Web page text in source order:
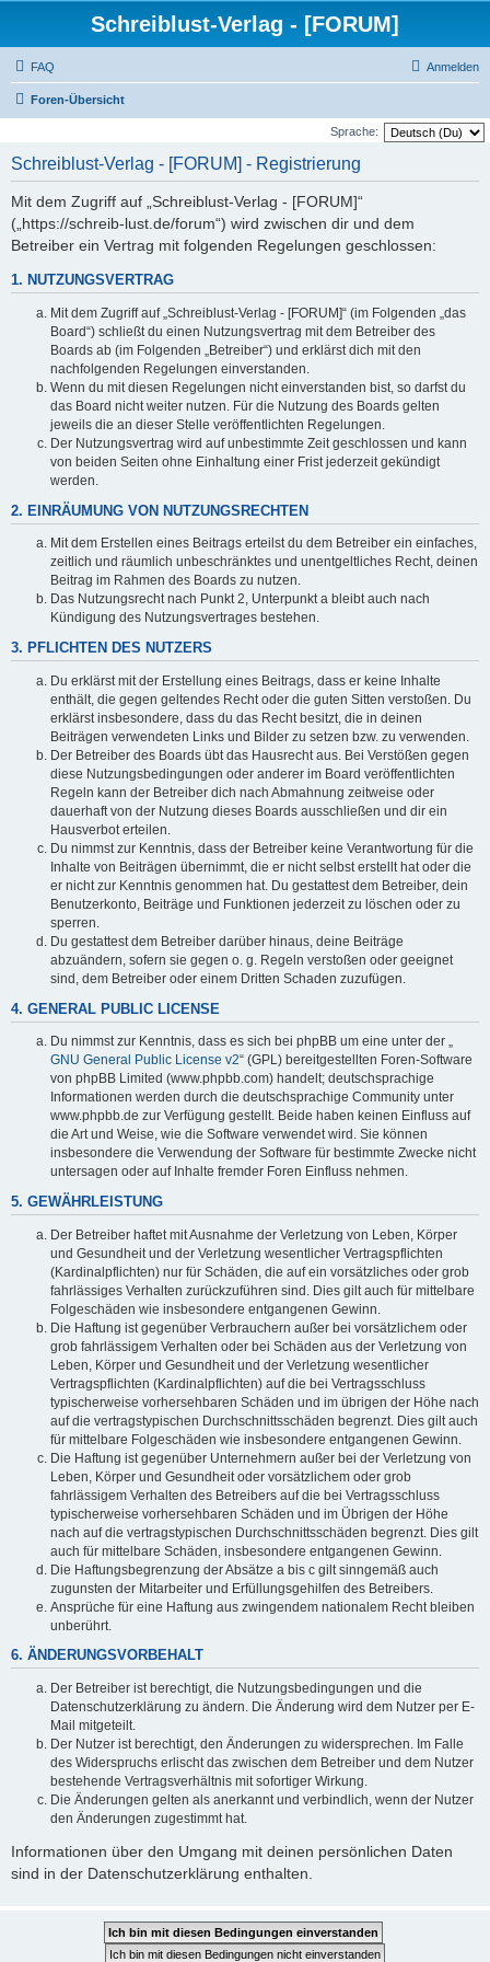
Schreiblust-Verlag - [FORUM]
FAQ Anmelden
Foren-Übersicht
Sprache:
Schreiblust-Verlag - [FORUM] - Registrierung
Mit dem Zugriff auf „Schreiblust-Verlag - [FORUM]“
(„https://schreib-lust.de/forum“) wird zwischen dir und dem
Betreiber ein Vertrag mit folgenden Regelungen geschlossen:
1. NUTZUNGSVERTRAG
Mit dem Zugriff auf „Schreiblust-Verlag - [FORUM]“ (im Folgenden „das
Board“) schließt du einen Nutzungsvertrag mit dem Betreiber des
Boards ab (im Folgenden „Betreiber“) und erklärst dich mit den
nachfolgenden Regelungen einverstanden.
Wenn du mit diesen Regelungen nicht einverstanden bist, so darfst du
das Board nicht weiter nutzen. Für die Nutzung des Boards gelten
jeweils die an dieser Stelle veröffentlichten Regelungen.
Der Nutzungsvertrag wird auf unbestimmte Zeit geschlossen und kann
von beiden Seiten ohne Einhaltung einer Frist jederzeit gekündigt
werden.
2. EINRÄUMUNG VON NUTZUNGSRECHTEN
Mit dem Erstellen eines Beitrags erteilst du dem Betreiber ein einfaches,
zeitlich und räumlich unbeschränktes und unentgeltliches Recht, deinen
Beitrag im Rahmen des Boards zu nutzen.
Das Nutzungsrecht nach Punkt 2, Unterpunkt a bleibt auch nach
Kündigung des Nutzungsvertrages bestehen.
3. PFLICHTEN DES NUTZERS
Du erklärst mit der Erstellung eines Beitrags, dass er keine Inhalte
enthält, die gegen geltendes Recht oder die guten Sitten verstoßen. Du
erklärst insbesondere, dass du das Recht besitzt, die in deinen
Beiträgen verwendeten Links und Bilder zu setzen bzw. zu verwenden.
Der Betreiber des Boards übt das Hausrecht aus. Bei Verstößen gegen
diese Nutzungsbedingungen oder anderer im Board veröffentlichten
Regeln kann der Betreiber dich nach Abmahnung zeitweise oder
dauerhaft von der Nutzung dieses Boards ausschließen und dir ein
Hausverbot erteilen.
Du nimmst zur Kenntnis, dass der Betreiber keine Verantwortung für die
Inhalte von Beiträgen übernimmt, die er nicht selbst erstellt hat oder die
er nicht zur Kenntnis genommen hat. Du gestattest dem Betreiber, dein
Benutzerkonto, Beiträge und Funktionen jederzeit zu löschen oder zu
sperren.
Du gestattest dem Betreiber darüber hinaus, deine Beiträge
abzuändern, sofern sie gegen o. g. Regeln verstoßen oder geeignet
sind, dem Betreiber oder einem Dritten Schaden zuzufügen.
4. GENERAL PUBLIC LICENSE
Du nimmst zur Kenntnis, dass es sich bei phpBB um eine unter der „
GNU General Public License v2“ (GPL) bereitgestellten Foren-Software
von phpBB Limited (www.phpbb.com) handelt; deutschsprachige
Informationen werden durch die deutschsprachige Community unter
www.phpbb.de zur Verfügung gestellt. Beide haben keinen Einfluss auf
die Art und Weise, wie die Software verwendet wird. Sie können
insbesondere die Verwendung der Software für bestimmte Zwecke nicht
untersagen oder auf Inhalte fremder Foren Einfluss nehmen.
5. GEWÄHRLEISTUNG
Der Betreiber haftet mit Ausnahme der Verletzung von Leben, Körper
und Gesundheit und der Verletzung wesentlicher Vertragspflichten
(Kardinalpflichten) nur für Schäden, die auf ein vorsätzliches oder grob
fahrlässiges Verhalten zurückzuführen sind. Dies gilt auch für mittelbare
Folgeschäden wie insbesondere entgangenen Gewinn.
Die Haftung ist gegenüber Verbrauchern außer bei vorsätzlichem oder
grob fahrlässigem Verhalten oder bei Schäden aus der Verletzung von
Leben, Körper und Gesundheit und der Verletzung wesentlicher
Vertragspflichten (Kardinalpflichten) auf die bei Vertragsschluss
typischerweise vorhersehbaren Schäden und im übrigen der Höhe nach
auf die vertragstypischen Durchschnittsschäden begrenzt. Dies gilt auch
für mittelbare Folgeschäden wie insbesondere entgangenen Gewinn.
Die Haftung ist gegenüber Unternehmern außer bei der Verletzung von
Leben, Körper und Gesundheit oder vorsätzlichem oder grob
fahrlässigem Verhalten des Betreibers auf die bei Vertragsschluss
typischerweise vorhersehbaren Schäden und im Übrigen der Höhe
nach auf die vertragstypischen Durchschnittsschäden begrenzt. Dies gilt
auch für mittelbare Schäden, insbesondere entgangenen Gewinn.
Die Haftungsbegrenzung der Absätze a bis c gilt sinngemäß auch
zugunsten der Mitarbeiter und Erfüllungsgehilfen des Betreibers.
Ansprüche für eine Haftung aus zwingendem nationalem Recht bleiben
unberührt.
6. ÄNDERUNGSVORBEHALT
Der Betreiber ist berechtigt, die Nutzungsbedingungen und die
Datenschutzerklärung zu ändern. Die Änderung wird dem Nutzer per E-
Mail mitgeteilt.
Der Nutzer ist berechtigt, den Änderungen zu widersprechen. Im Falle
des Widerspruchs erlischt das zwischen dem Betreiber und dem Nutzer
bestehende Vertragsverhältnis mit sofortiger Wirkung.
Die Änderungen gelten als anerkannt und verbindlich, wenn der Nutzer
den Änderungen zugestimmt hat.
Informationen über den Umgang mit deinen persönlichen Daten
sind in der Datenschutzerklärung enthalten.